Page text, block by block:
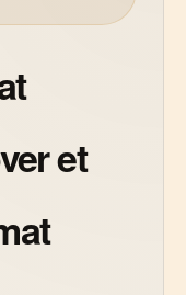
et